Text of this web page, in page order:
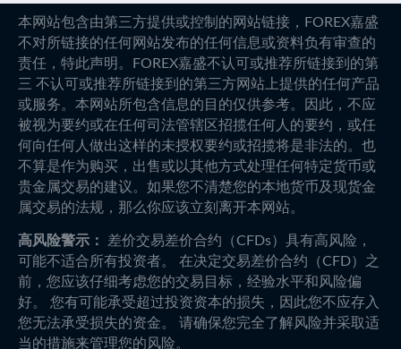
本网站包含由第三方提供或控制的网站链接，FOREX嘉盛
不对所链接的任何网站发布的任何信息或资料负有审查的
责任，特此声明。FOREX嘉盛不认可或推荐所链接到的第
三 不认可或推荐所链接到的第三方网站上提供的任何产品
或服务。本网站所包含信息的目的仅供参考。因此，不应
被视为要约或在任何司法管辖区招揽任何人的要约，或任
何向任何人做出这样的未授权要约或招揽将是非法的。也
不算是作为购买，出售或以其他方式处理任何特定货币或
贵金属交易的建议。如果您不清楚您的本地货币及现货金
属交易的法规，那么你应该立刻离开本网站。
高风险警示：
差价交易差价合约（CFDs）具有高风险，
可能不适合所有投资者。 在决定交易差价合约（CFD）之
前，您应该仔细考虑您的交易目标，经验水平和风险偏
好。 您有可能承受超过投资资本的损失，因此您不应存入
您无法承受损失的资金。 请确保您完全了解风险并采取适
当的措施来管理您的风险。